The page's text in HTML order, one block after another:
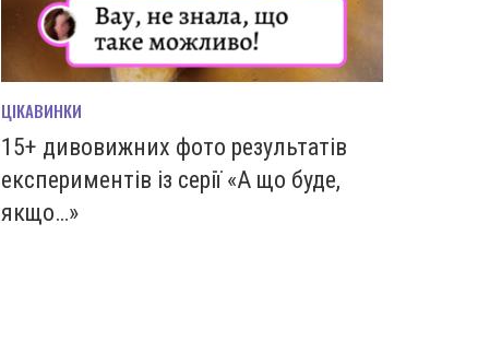
ЦІКАВИНКИ
15+ дивовижних фото результатів
експериментів із серії «А що буде,
якщо…»